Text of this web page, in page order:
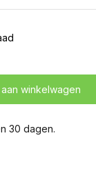
winkelwagen
30 dagen.